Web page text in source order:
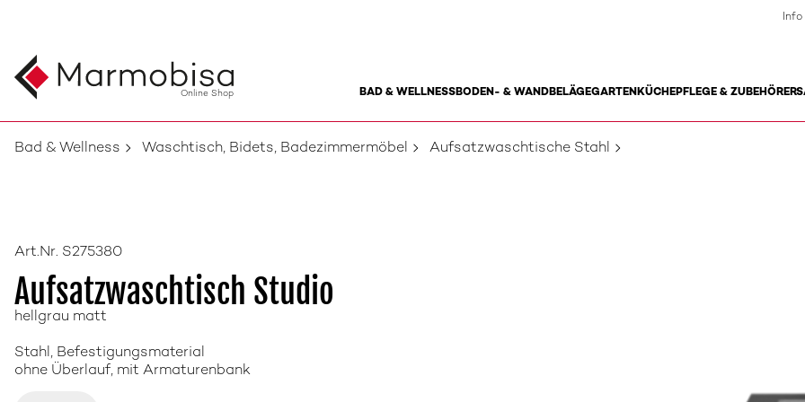
Online Shop BAD & WELLNESSBODEN- & WANDBELÄGEGARTENKÜCHEPFLEGE & ZUBEHÖR
Info
Bad & Wellness Waschtisch, Bidets, Badezimmermöbel Aufsatzwaschtische Stahl
Art.Nr. S275380
Aufsatzwaschtisch Studio
hellgrau matt
Stahl, Befestigungsmaterial
ohne Überlauf, mit Armaturenbank